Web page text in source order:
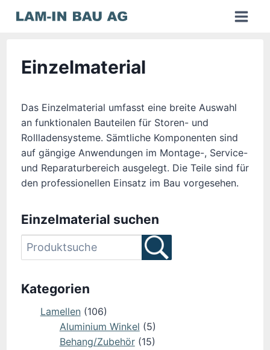
Inhalt
Einzelmaterial
Das Einzelmaterial umfasst eine breite Auswahl
an funktionalen Bauteilen für Storen- und
Rollladensysteme. Sämtliche Komponenten sind
auf gängige Anwendungen im Montage-, Service-
und Reparaturbereich ausgelegt. Die Teile sind für
den professionellen Einsatz im Bau vorgesehen.
Einzelmaterial suchen
Kategorien
Lamellen(106)
Aluminium Winkel (5)
Behang/Zubehör(15)